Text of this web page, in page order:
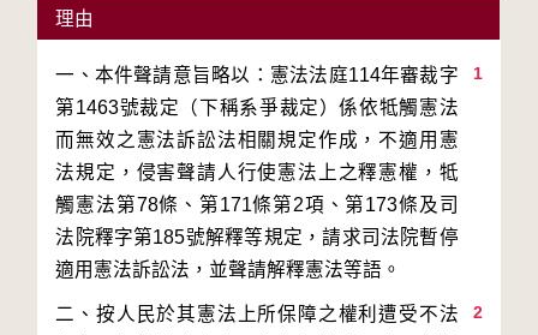
理由
1
一、本件聲請意旨略以：憲法法庭114年審裁字
第1463號裁定（下稱系爭裁定）係依牴觸憲法
而無效之憲法訴訟法相關規定作成，不適用憲
法規定，侵害聲請人行使憲法上之釋憲權，牴
觸憲法第78條、第171條第2項、第173條及司
法院釋字第185號解釋等規定，請求司法院暫停
2
二、按人民於其憲法上所保障之權利遭受不法